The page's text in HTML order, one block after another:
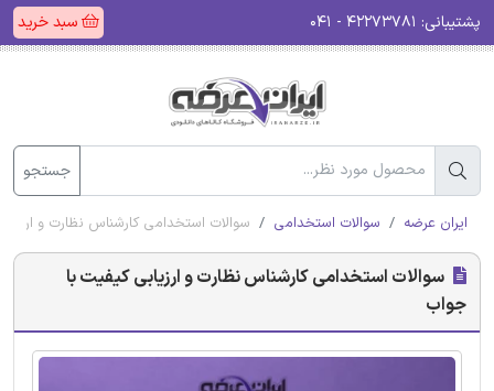
پشتیبانی: سبد خرید
جستجو
ایران عرضه سوالات استخدامی سوالات استخدامی کارشناس نظارت و
سوالات استخدامی کارشناس نظارت و ارزیابی کیفیت با
جواب